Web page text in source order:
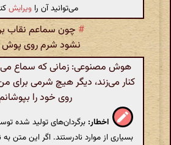
می‌توانید آن را ویرایش
# چون سماعم نقاب
نشود شرم روی پوش
هوش مصنوعی: زمانی که سماع
کنار می‌زند، دیگر هیچ شرمی برای
روی خود را
اخطار: برگردان‌های تولید شده
بسیاری از موارد نادرستند. اگر این متن